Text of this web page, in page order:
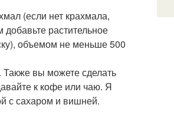
(если нет крахмала,
растительное
объемом не меньше 500
вы можете сделать
к кофе или чаю. Я
с сахаром и вишней.